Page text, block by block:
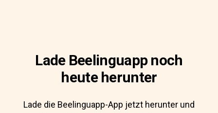
Lade Beelinguapp noch
heute herunter
Lade die Beelinguapp-App jetzt herunter und